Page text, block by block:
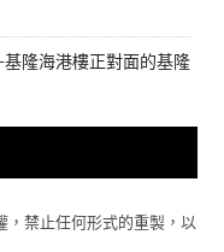
基隆海港樓正對面的基隆
禁止任何形式的重製，以